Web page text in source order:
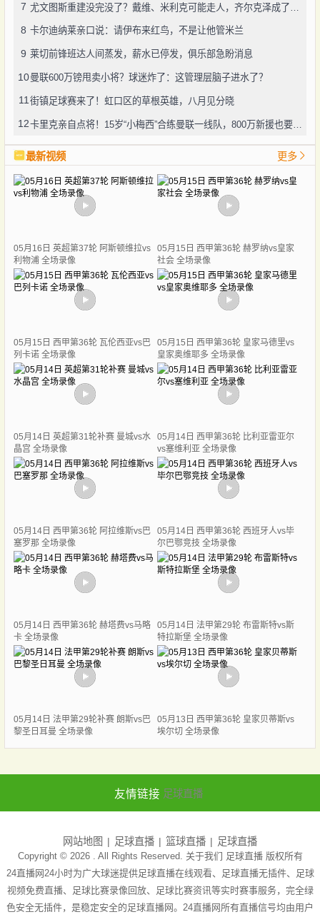
7
8 卡尔迪纳莱亲口说：请伊布来红鸟，不是让他管米兰
9 莱切前锋班达人间蒸发，薪水已停发，俱乐部急盼消息
10曼联600万镑甩卖小将？球迷炸了：这管理层脑子进水了？
11街镇足球赛来了！虹口区的草根英雄，八月见分晓
12 卡里克亲自点将！15岁“小梅西”合练曼联一线队，800万新援也要露脸
最新视频 更多
05月16日 英超第37轮 阿斯顿维拉vs
利物浦 全场录像
05月15日 西甲第36轮 赫罗纳vs皇家
社会 全场录像
05月15日 西甲第36轮 瓦伦西亚vs巴
列卡诺 全场录像
05月15日 西甲第36轮 皇家马德里vs
皇家奥维耶多 全场录像
05月14日 英超第31轮补赛 曼城vs水
晶宫 全场录像
05月14日 西甲第36轮 比利亚雷亚尔
vs塞维利亚 全场录像
05月14日 西甲第36轮 阿拉维斯vs巴
塞罗那 全场录像
05月14日 西甲第36轮 西班牙人vs毕
尔巴鄂竞技 全场录像
05月14日 西甲第36轮 赫塔费vs马略
卡 全场录像
05月14日 法甲第29轮 布雷斯特vs斯
特拉斯堡 全场录像
05月14日 法甲第29轮补赛 朗斯vs巴
黎圣日耳曼 全场录像
05月13日 西甲第36轮 皇家贝蒂斯vs
埃尔切 全场录像
友情链接 足球直播
网站地图 足球直播 篮球直播 足球直播
Copyright © 2026 . All Rights Reserved. 关于我们 足球直播版权所有
24直播网24小时为广大球迷提供足球直播在线观看、足球直播无插件、足球
视频免费直播、足球比赛录像回放、足球比赛资讯等实时赛事服务，完全绿
色安全无插件，是稳定安全的足球直播网。24直播网所有直播信号均由用户